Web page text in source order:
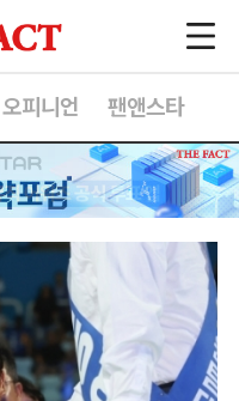
오피니언 팬앤스타